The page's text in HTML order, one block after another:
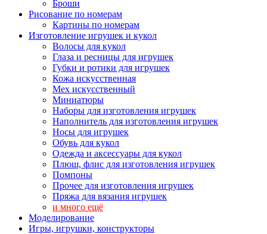
Броши
Рисование по номерам
Картины по номерам
Изготовление игрушек и кукол
Волосы для кукол
Глаза и ресницы для игрушек
Губки и ротики для игрушек
Кожа искусственная
Мех искусственный
Миниатюры
Наборы для изготовления игрушек
Наполнитель для изготовления игрушек
Носы для игрушек
Обувь для кукол
Одежда и аксессуары для кукол
Плюш, флис для изготовления игрушек
Помпоны
Прочее для изготовления игрушек
Пряжа для вязания игрушек
и много ещё
Моделирование
Игры, игрушки, конструкторы